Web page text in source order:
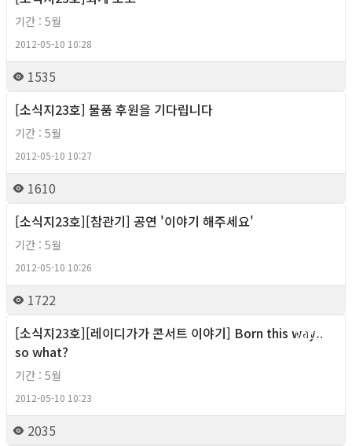
기간 : 5월
2012-05-10 10:28
1535
[소식지23호] 물품 후원을 기다립니다
기간 : 5월
2012-05-10 10:27
1610
[소식지23호][참관기] 공연 '이야기 해주세요'
기간 : 5월
2012-05-10 10:26
1722
2012년
[소식지23호][레이디가가 콘서트 이야기] Born this way..
so what?
기간 : 5월
2012-05-10 10:23
2035